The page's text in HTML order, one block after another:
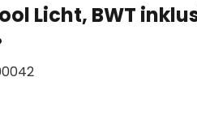
Licht, BWT